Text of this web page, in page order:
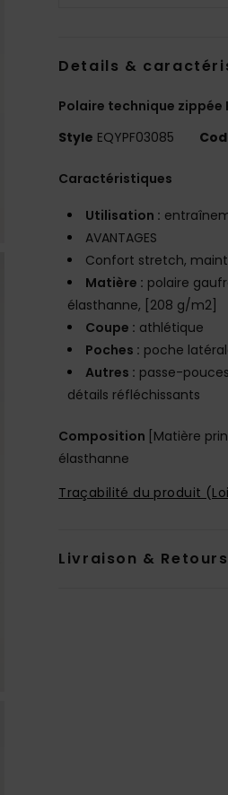
Details &
Polaire technique zippée
Style EQYPF03085
Caractéristiques
Utilisation :
AVANTAGES
Confort stretch,
Matière : polaire
élasthanne, [208 g/m2]
Coupe : athlétique
Poches : poche
Autres : passe-
détails réfléchissants
Composition [Matière
élasthanne
Traçabilité du produit
Livraison & Retours